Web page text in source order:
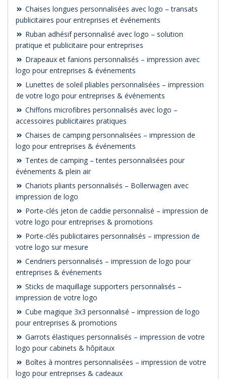
Chaises longues personnalisées avec logo – transats
publicitaires pour entreprises et événements
Ruban adhésif personnalisé avec logo – solution
pratique et publicitaire pour entreprises
Drapeaux et fanions personnalisés – impression avec
logo pour entreprises & événements
Lunettes de soleil pliables personnalisées – impression
de votre logo pour entreprises & événements
Chiffons microfibres personnalisés avec logo –
accessoires publicitaires pratiques
Chaises de camping personnalisées – impression de
logo pour entreprises & événements
Tentes de camping – tentes personnalisées pour
événements & plein air
Chariots pliants personnalisés – Bollerwagen avec
impression de logo
Porte-clés jeton de caddie personnalisé – impression de
votre logo pour entreprises & promotions
Porte-clés publicitaires personnalisés – impression de
votre logo sur mesure
Cendriers personnalisés – impression de logo pour
entreprises & événements
Sticks de maquillage supporters personnalisés –
impression de votre logo
Cube magique 3x3 personnalisé – impression de logo
pour entreprises & promotions
Garrots élastiques personnalisés – impression de votre
logo pour cabinets & hôpitaux
Boîtes à montres personnalisées – impression de votre
logo pour entreprises & cadeaux